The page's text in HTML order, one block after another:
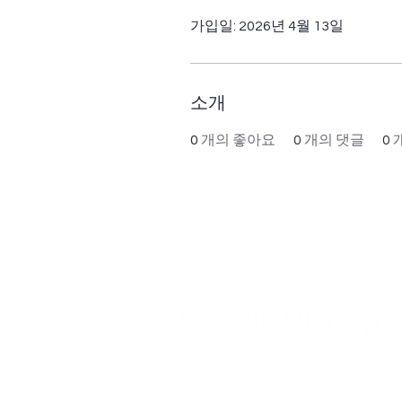
가입일: 2026년 4월 13일
소개
0 개의 좋아요 0 개의 댓글 0